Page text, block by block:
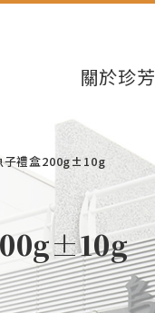
關於珍芳
子禮盒200g±10g